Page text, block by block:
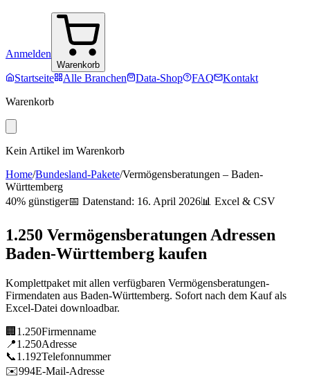
Anmelden
Warenkorb
Startseite Alle Branchen Data-Shop FAQ
Kontakt
Warenkorb
Kein Artikel im Warenkorb
Home/Bundesland-Pakete/Vermögensberatungen – Baden-
Württemberg
40% günstiger📅 Datenstand: 16. April 2026📊 Excel & CSV
1.250 Vermögensberatungen Adressen
Baden-Württemberg kaufen
Komplettpaket mit allen verfügbaren Vermögensberatungen-
Firmendaten aus Baden-Württemberg. Sofort nach dem Kauf als
Excel-Datei downloadbar.
🏢 1.250Firmenname
📍1.250Adresse
📞1.192Telefonnummer
✉️994E-Mail-Adresse